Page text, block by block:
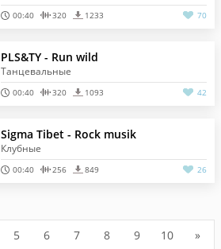
00:40 320 1233 70
PLS&TY - Run wild
Танцевальные
00:40 320 1093 42
Sigma Tibet - Rock musik
Клубные
00:40 256 849 26
5 6 7 8 9 10 »